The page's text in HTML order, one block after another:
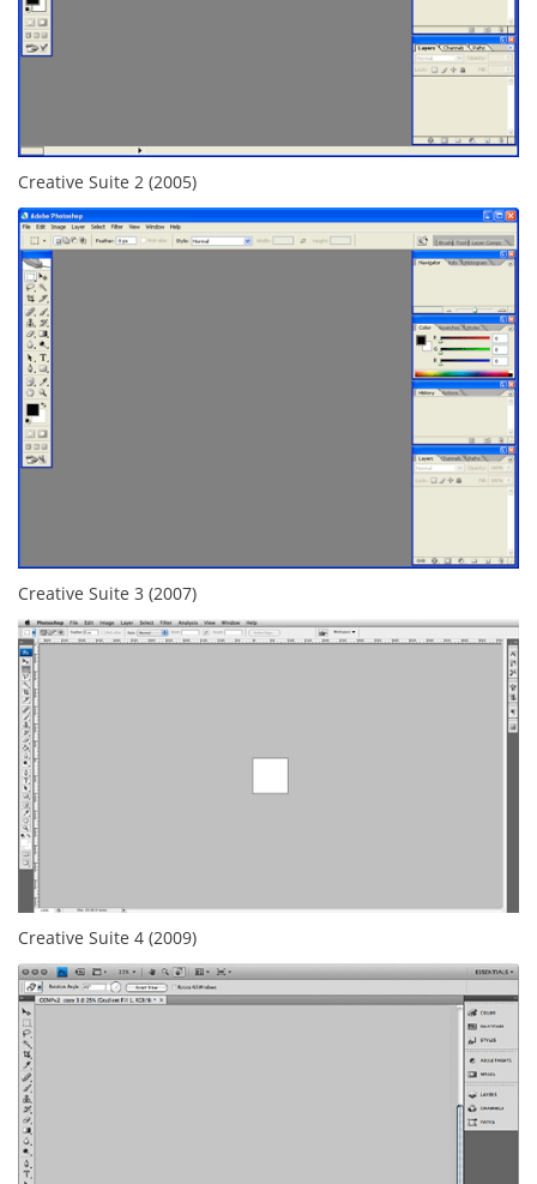
Creative Suite 2 (2005)
Creative Suite 3 (2007)
Creative Suite 4 (2009)